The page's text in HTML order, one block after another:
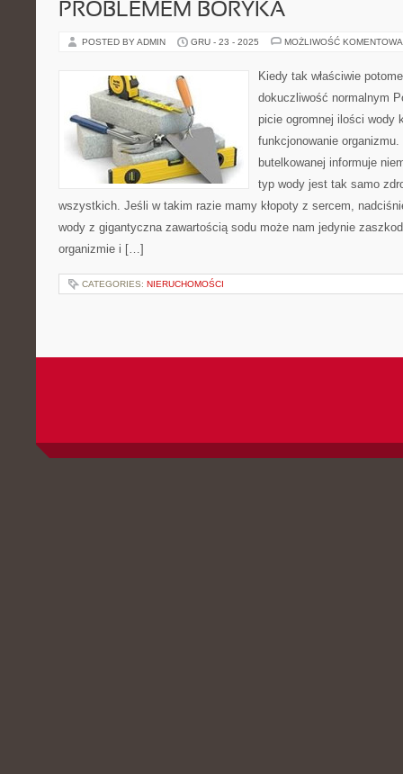
PROBLEMEM BORYKA
POSTED BY ADMIN GRU - 23 - 2025 MOŻLIWOŚĆ
Kiedy tak właściwie
dokuczliwość normalnym
picie ogromnej ilości wody
funkcjonowanie
butelkowanej informuje
typ wody jest tak samo
wszystkich. Jeśli w takim razie mamy kłopoty z sercem,
wody z gigantyczna zawartością sodu może nam jedynie
organizmie i […]
CATEGORIES: NIERUCHOMOŚCI